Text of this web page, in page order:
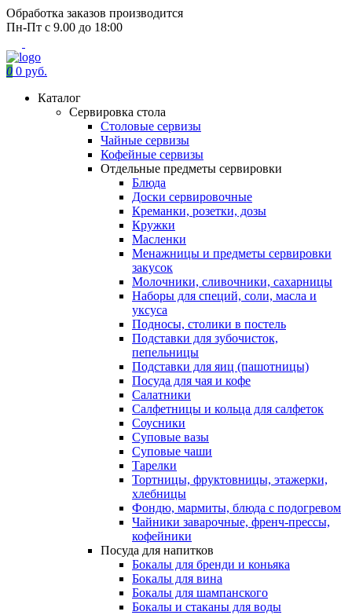
Обработка заказов производится
Пн-Пт с 9.00 до 18:00
0 0 руб.
Каталог
Сервировка стола
Столовые сервизы
Чайные сервизы
Кофейные сервизы
Отдельные предметы сервировки
Блюда
Доски сервировочные
Креманки, розетки, дозы
Кружки
Масленки
Менажницы и предметы сервировки
закусок
Молочники, сливочники, сахарницы
Наборы для специй, соли, масла и
уксуса
Подносы, столики в постель
Подставки для зубочисток,
пепельницы
Подставки для яиц (пашотницы)
Посуда для чая и кофе
Салатники
Салфетницы и кольца для салфеток
Соусники
Суповые вазы
Суповые чаши
Тарелки
Тортницы, фруктовницы, этажерки,
хлебницы
Фондю, мармиты, блюда с подогревом
Чайники заварочные, френч-прессы,
кофейники
Посуда для напитков
Бокалы для бренди и коньяка
Бокалы для вина
Бокалы для шампанского
Бокалы и стаканы для воды